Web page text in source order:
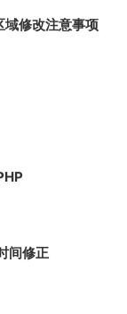
修改注意事项
间修正